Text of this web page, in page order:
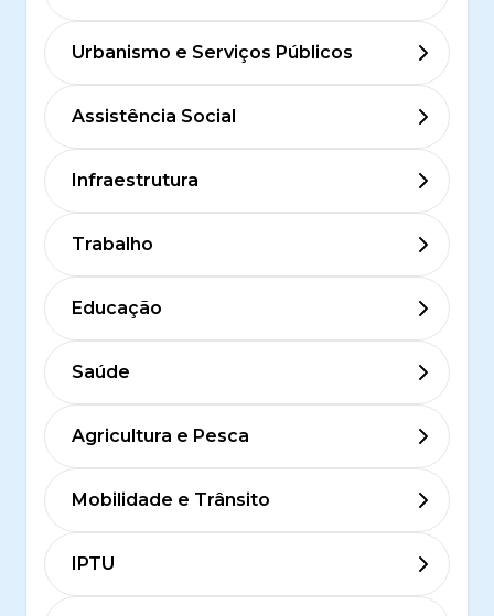
Urbanismo e Serviços Públicos
Assistência Social
Infraestrutura
Trabalho
Educação
Saúde
Agricultura e Pesca
Mobilidade e Trânsito
IPTU